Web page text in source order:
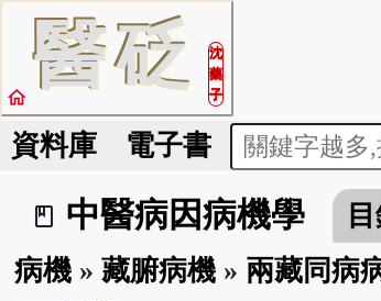
醫砭
沈
藥
子
home
資料庫 電子書
book_2
中醫病因病機學
病機» 藏腑病機» 兩藏同病